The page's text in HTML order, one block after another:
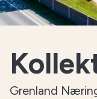
Grenland